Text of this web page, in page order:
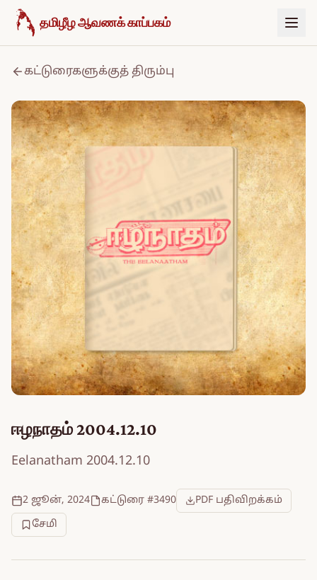
உள்ளடக்கத்திற்குச் செல்க
தமிழீழ ஆவணக் காப்பகம்
கட்டுரைகளுக்குத் திரும்பு
ஈழநாதம் 2004.12.10
Eelanatham 2004.12.10
2 ஜூன், 2024 கட்டுரை #3490
PDF பதிவிறக்கம்
சேமி